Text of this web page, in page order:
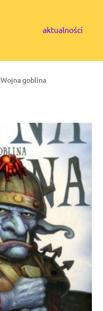
aktualności
Wojna goblina